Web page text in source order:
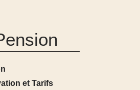
et Tarifs